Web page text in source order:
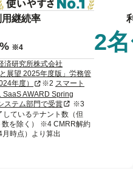
継続率
% ※4 2
済研究所株式会社
展望 2025年度版」労務管
年度）
新規タブまたはウィンドウで
※2 スマート
SaaS AWARD Spring
ステム部門で受賞新規タブまたはウィ
※3
ているテナント数（但
数を除く） ※4 CMRR解約
時点）より算出